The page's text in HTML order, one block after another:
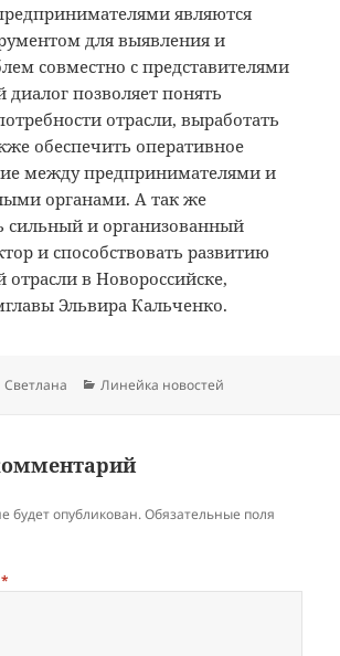
являются
для выявления и
совместно с представителями
диалог позволяет понять
отрасли, выработать
обеспечить оперативное
между предпринимателями и
органами. А так же
сильный и организованный
и способствовать развитию
в Новороссийске,
Эльвира Кальченко.
Автор
Светлана Рубрики
Линейка новостей
будет опубликован. Обязательные поля
*